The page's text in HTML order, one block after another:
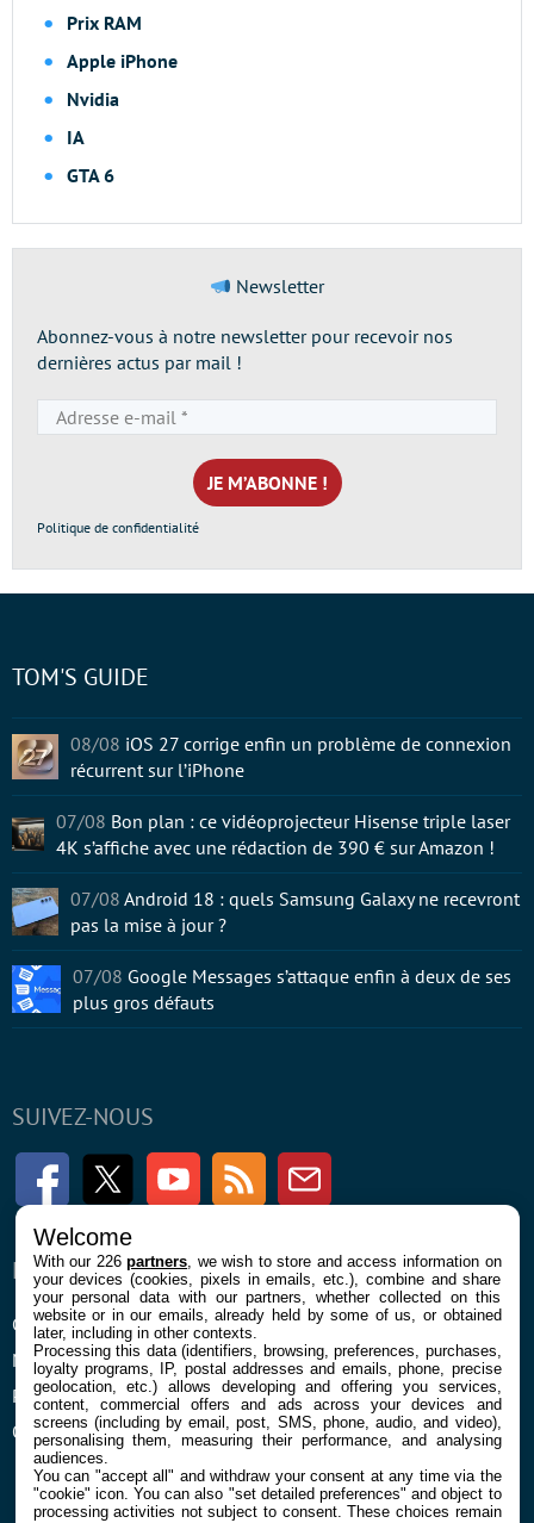
Prix RAM
Apple iPhone
Nvidia
IA
GTA 6
Newsletter
Abonnez-vous à notre newsletter pour recevoir nos
dernières actus par mail !
e-
mail
*
Politique de confidentialité
SUIVEZ-NOUS
FacebookTwitter Youtube RSS Newsletter
ENTREPRISE
Confidentialité et Cookies
Mentions légales et CGU
Préférences Cookies
Qui sommes nous
À PROPOS
Contact
TOM'S GUIDE
08/08 iOS 27 corrige enfin un problème de connexion
récurrent sur l’iPhone
07/08 Bon plan : ce vidéoprojecteur Hisense triple laser
4K s’affiche avec une rédaction de 390 € sur Amazon !
07/08 Android 18 : quels Samsung Galaxy ne recevront
pas la mise à jour ?
07/08 Google Messages s’attaque enfin à deux de ses
plus gros défauts
Welcome
With our 226partners , we wish to store and access information on
your devices (cookies, pixels in emails, etc.), combine and share
your personal data with our partners, whether collected on this
website or in our emails, already held by some of us, or obtained
later, including in other contexts.
Processing this data (identifiers, browsing, preferences, purchases,
loyalty programs, IP, postal addresses and emails, phone, precise
geolocation, etc.) allows developing and offering you services,
content, commercial offers and ads across your devices and
screens (including by email, post, SMS, phone, audio, and video),
personalising them, measuring their performance, and analysing
audiences.
You can "accept all" and withdraw your consent at any time via the
"cookie" icon. You can also "set detailed preferences" and object to
processing activities not subject to consent. These choices remain